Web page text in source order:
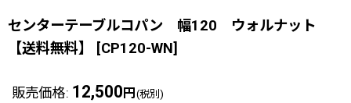
センターテーブルコパン 幅120 ウォルナット
【送料無料】
[CP120-WN]
販売価格: 12,500 円 (税別)